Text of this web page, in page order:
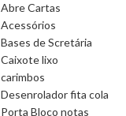
Abre Cartas
Acessórios
Bases de Scretária
Caixote lixo
carimbos
Desenrolador fita cola
Porta Bloco notas